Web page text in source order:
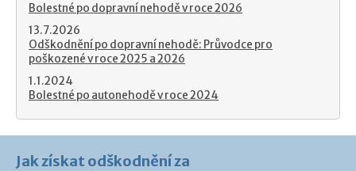
Bolestné po dopravní nehodě v roce 2026
13.7.2026
Odškodnění po dopravní nehodě: Průvodce pro
poškozené v roce 2025 a 2026
1.1.2024
Bolestné po autonehodě v roce 2024
Jak získat odškodnění za